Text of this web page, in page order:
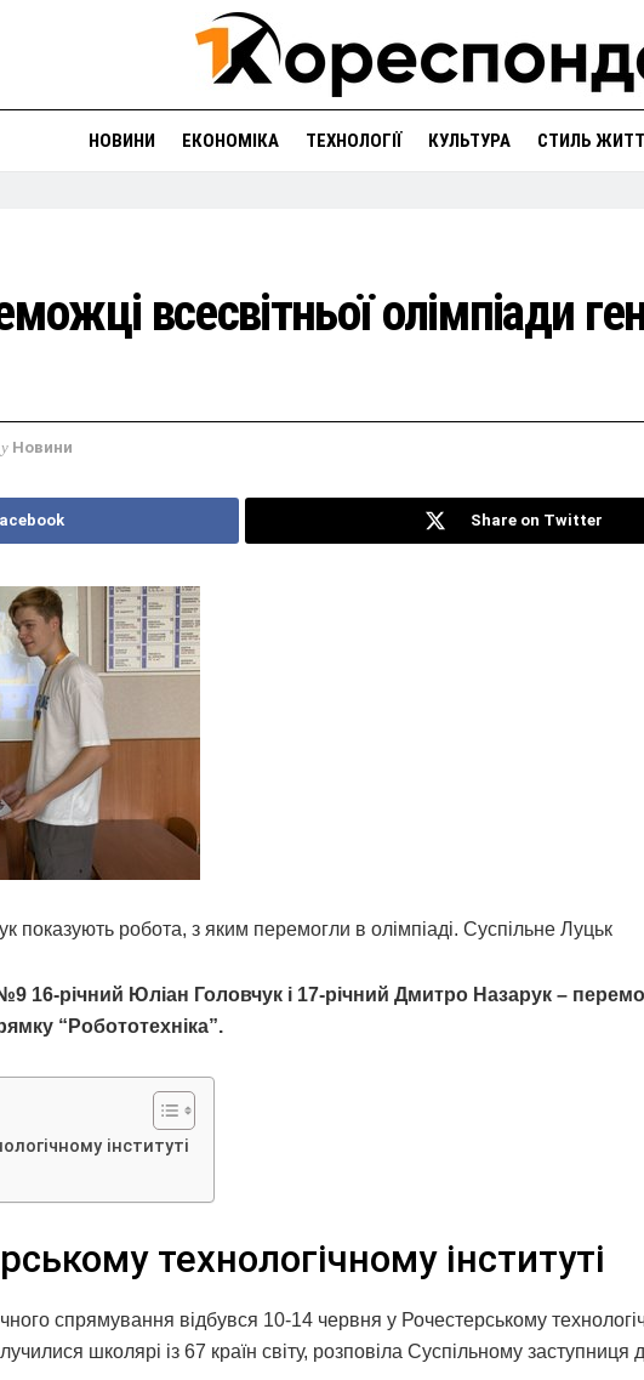
НОВИНИ ЕКОНОМІКА ТЕХНОЛОГІЇ КУЛЬТУРА СТИЛЬ
всесвітньої олімпіади
у Новини
Share on Twitter
показують робота, з яким перемогли в олімпіаді. Суспільне Луцьк
16-річний Юліан Головчук і 17-річний Дмитро Назарук –
“Робототехніка”.
інституті
технологічному інституті
спрямування відбувся 10-14 червня у Рочестерському
школярі із 67 країн світу, розповіла Суспільному